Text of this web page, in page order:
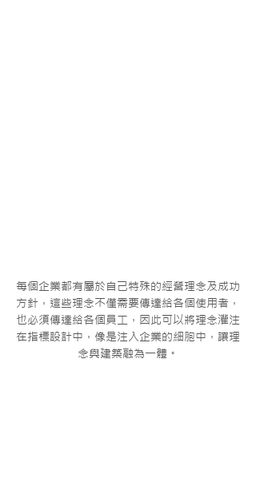
每個企業都有屬於自己特殊的經營理念及成功
方針，這些理念不僅需要傳達給各個使用者，
也必須傳達給各個員工，因此可以將理念灌注
在指標設計中，像是注入企業的細胞中，讓理
念與建築融為一體。